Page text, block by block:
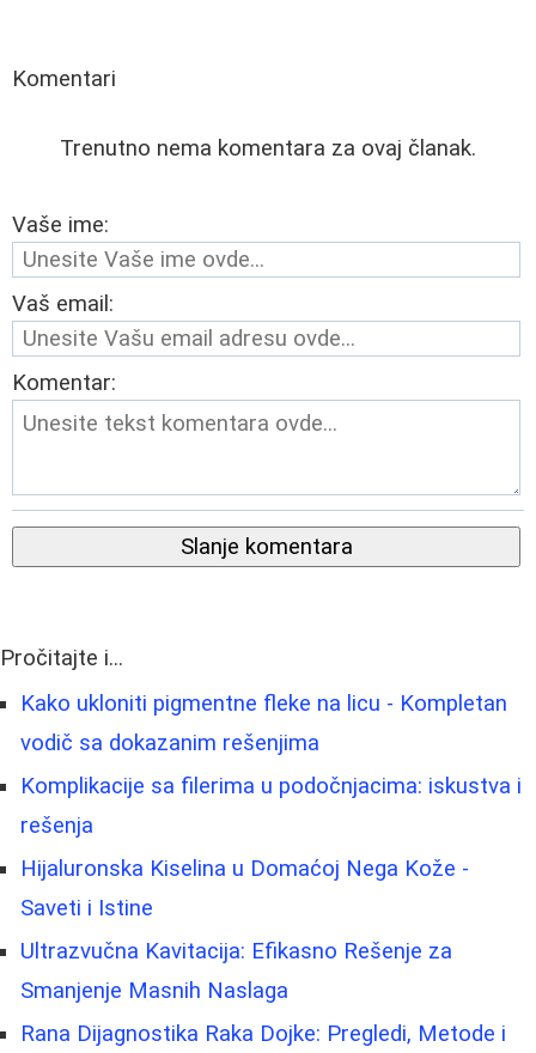
Komentari
Trenutno nema komentara za ovaj članak.
Vaše ime:
Vaš email:
Komentar:
Slanje komentara
Pročitajte i...
Kako ukloniti pigmentne fleke na licu - Kompletan
vodič sa dokazanim rešenjima
Komplikacije sa filerima u podočnjacima: iskustva i
rešenja
Hijaluronska Kiselina u Domaćoj Nega Kože -
Saveti i Istine
Ultrazvučna Kavitacija: Efikasno Rešenje za
Smanjenje Masnih Naslaga
Rana Dijagnostika Raka Dojke: Pregledi, Metode i